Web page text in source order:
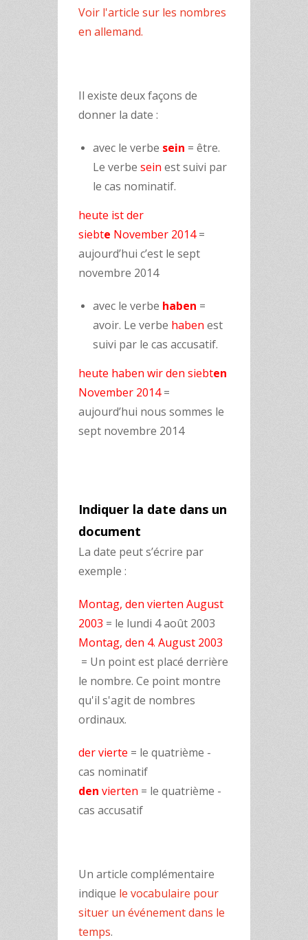
Voir l'article sur les nombres
en allemand.
Il existe deux façons de
donner la date :
avec le verbe sein = être.
Le verbe sein est suivi par
le cas nominatif.
heute ist der
siebte November 2014=
aujourd’hui c’est le sept
novembre 2014
avec le verbe haben =
avoir. Le verbe haben est
suivi par le cas accusatif.
heute haben wir den siebten
November 2014=
aujourd’hui nous sommes le
sept novembre 2014
Indiquer la date dans un
document
La date peut s’écrire par
exemple :
Montag, den vierten August
2003 = le lundi 4 août 2003
Montag, den 4. August 2003
= Un point est placé derrière
le nombre. Ce point montre
qu'il s'agit de nombres
ordinaux.
der vierte = le quatrième -
cas nominatif
den vierten = le quatrième -
cas accusatif
Un article complémentaire
indique le vocabulaire pour
situer un événement dans le
temps.